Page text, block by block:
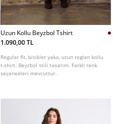
Uzun Kollu Beyzbol Tshirt
1.090,00 TL
Regular fit, bisiklet yaka, uzun reglan kollu
t-shirt. Beyzbol stili tasarım. Farklı renk
seçenekleri mevcuttur.